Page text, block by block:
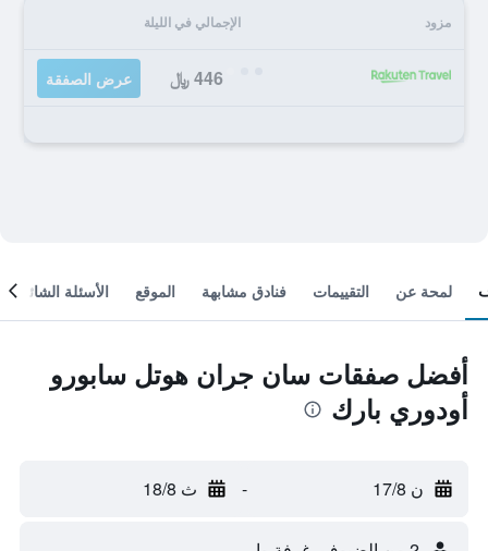
مزود الإجمالي في الليلة
446 ﷼ عرض الصفقة
لمحة عن التقييمات فنادق مشابهة الموقع الأسئلة الشائعة
أفضل صفقات سان جران هوتل سابورو
أودوري بارك
ن 17/8 - ث 18/8